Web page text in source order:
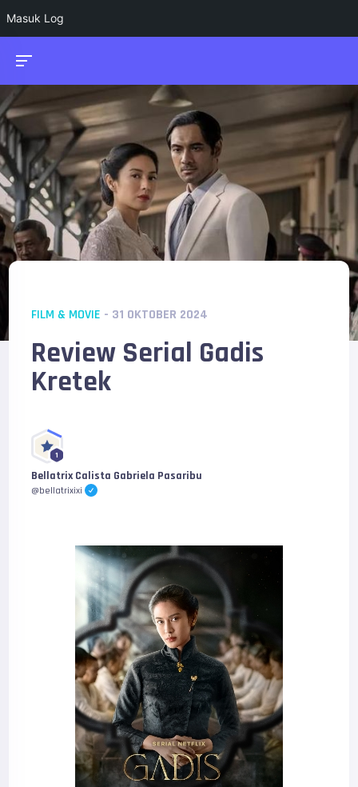
Masuk Log
FILM & MOVIE - 31 OKTOBER 2024
Review Serial Gadis
Kretek
1
Bellatrix Calista Gabriela Pasaribu
@bellatrixixi